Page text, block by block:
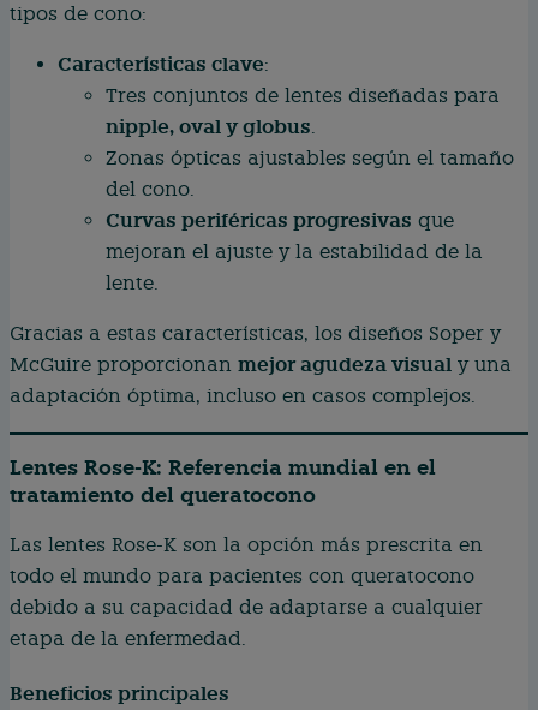
tipos de cono:
Características clave:
Tres conjuntos de lentes diseñadas para
nipple, oval y globus.
Zonas ópticas ajustables según el tamaño
del cono.
Curvas periféricas progresivas que
mejoran el ajuste y la estabilidad de la
lente.
Gracias a estas características, los diseños Soper y
McGuire proporcionan mejor agudeza visual y una
adaptación óptima, incluso en casos complejos.
Lentes Rose-K: Referencia mundial en el
tratamiento del queratocono
Las lentes Rose-K son la opción más prescrita en
todo el mundo para pacientes con queratocono
debido a su capacidad de adaptarse a cualquier
etapa de la enfermedad.
Beneficios principales